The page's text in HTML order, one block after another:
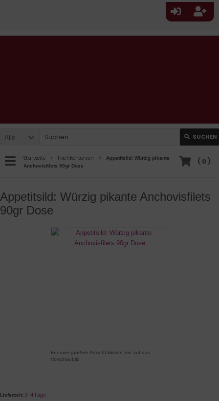
Alle SUCHEN
( 0 )
Startseite Fischkonserven
Appetitsild: Würzig pikante
Anchovisfilets 90gr Dose
Appetitsild: Würzig pikante Anchovisfilets
90gr Dose
Für eine größere Ansicht klicken Sie auf das
Vorschaubild
Lieferzeit: 3-4 Tage